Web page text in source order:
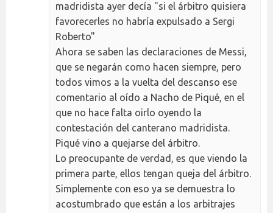
madridista ayer decía "si el árbitro quisiera
favorecerles no habría expulsado a Sergi
Roberto"
Ahora se saben las declaraciones de Messi,
que se negarán como hacen siempre, pero
todos vimos a la vuelta del descanso ese
comentario al oído a Nacho de Piqué, en el
que no hace falta oirlo oyendo la
contestación del canterano madridista.
Piqué vino a quejarse del árbitro.
Lo preocupante de verdad, es que viendo la
primera parte, ellos tengan queja del árbitro.
Simplemente con eso ya se demuestra lo
acostumbrado que están a los arbitrajes